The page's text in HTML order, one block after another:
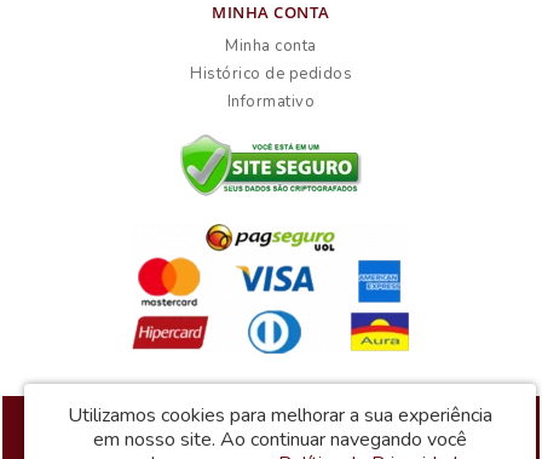
MINHA CONTA
Minha conta
Histórico de pedidos
Informativo
Atacadão dos Móveis © 2026
Desenvolvido por88digital
Utilizamos cookies para melhorar a sua experiência
em nosso site. Ao continuar navegando você